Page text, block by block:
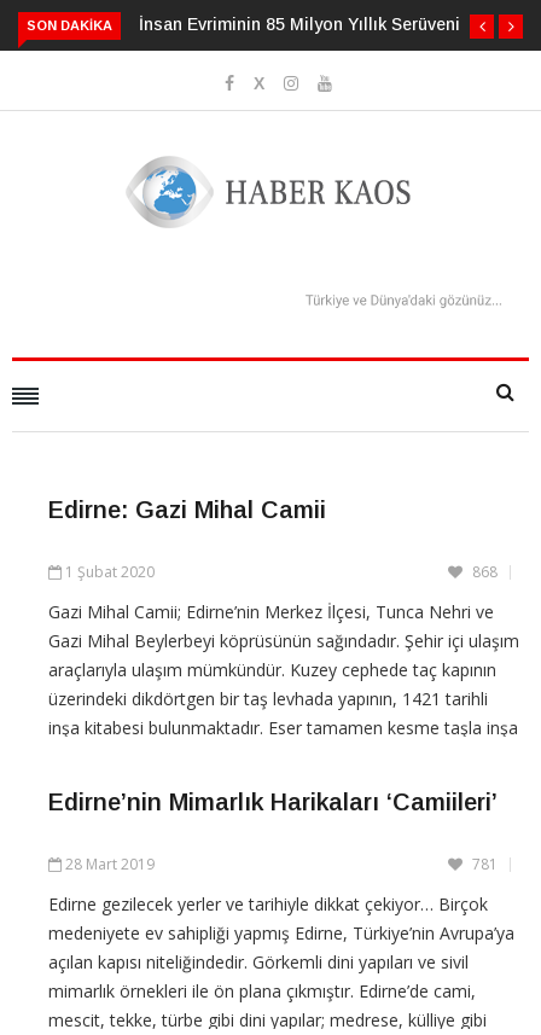
SON DAKIKA85 Milyon Yıllık Serüveni3 Alışkanlık Demansı 13 Yıl
Geciktirebilir
Edirne: Gazi Mihal Camii
1 Şubat 2020 868
Gazi Mihal Camii; Edirne’nin Merkez İlçesi, Tunca Nehri ve
Gazi Mihal Beylerbeyi köprüsünün sağındadır. Şehir içi ulaşım
araçlarıyla ulaşım mümkündür. Kuzey cephede taç kapının
üzerindeki dikdörtgen bir taş levhada yapının, 1421 tarihli
inşa kitabesi bulunmaktadır. Eser tamamen kesme taşla inşa
Edirne’nin Mimarlık Harikaları ‘Camiileri’
28 Mart 2019 781
Edirne gezilecek yerler ve tarihiyle dikkat çekiyor… Birçok
medeniyete ev sahipliği yapmış Edirne, Türkiye’nin Avrupa’ya
açılan kapısı niteliğindedir. Görkemli dini yapıları ve sivil
mimarlık örnekleri ile ön plana çıkmıştır. Edirne’de cami,
mescit, tekke, türbe gibi dini yapılar; medrese, külliye gibi